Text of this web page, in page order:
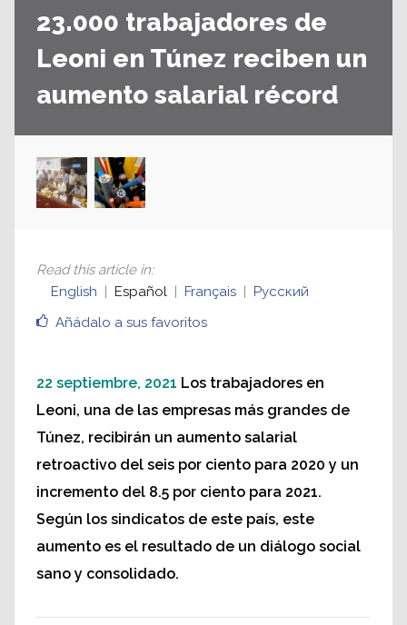
23.000 trabajadores de
Leoni en Túnez reciben un
aumento salarial récord
Añádalo a sus favoritos
Read this article in:
English
Español Français Русский
22 septiembre, 2021 Los trabajadores en
Leoni, una de las empresas más grandes de
Túnez, recibirán un aumento salarial
retroactivo del seis por ciento para 2020 y un
incremento del 8.5 por ciento para 2021.
Según los sindicatos de este país, este
aumento es el resultado de un diálogo social
sano y consolidado.